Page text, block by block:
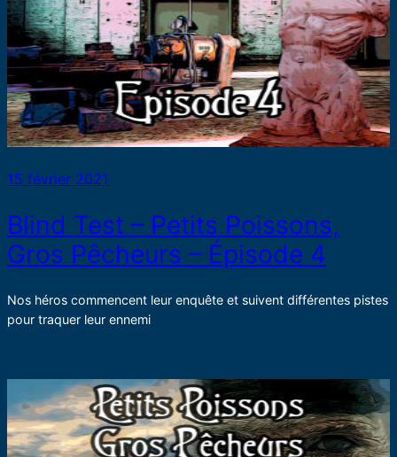
15 février 2021
Blind Test – Petits Poissons,
Gros Pêcheurs – Épisode 4
Nos héros commencent leur enquête et suivent différentes pistes
pour traquer leur ennemi